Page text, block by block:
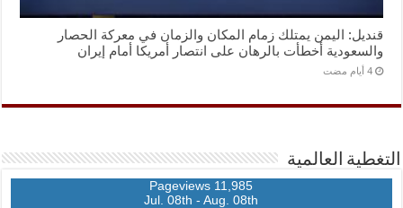
قنديل: اليمن يمتلك زمام المكان والزمان في معركة الحصار
والسعودية أخطأت بالرهان على انتصار أمريكا أمام إيران
‏4 أيام مضت
التغطية العالمية
11,985 Pageviews
Jul. 08th - Aug. 08th